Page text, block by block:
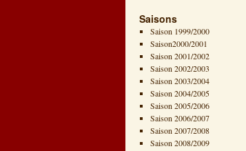
Saisons
Saison 1999/2000
Saison2000/2001
Saison 2001/2002
Saison 2002/2003
Saison 2003/2004
Saison 2004/2005
Saison 2005/2006
Saison 2006/2007
Saison 2007/2008
Saison 2008/2009